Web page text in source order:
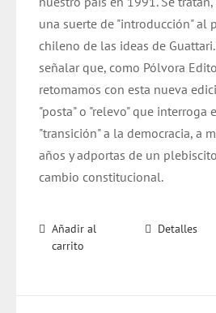
una suerte de "introducción" al
chileno de las ideas de
señalar que, como Pólvora
retomamos con esta nueva
"posta" o "relevo" que interroga
"transición" a la democracia, a
años y adportas de un
cambio constitucional.
Añadir al
carrito
Detalles